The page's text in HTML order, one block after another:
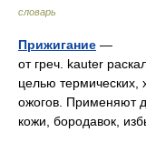
словарь
Прижигание — 1)
от греч. kauter
целью термических,
ожогов. Применяют
кожи, бородавок,